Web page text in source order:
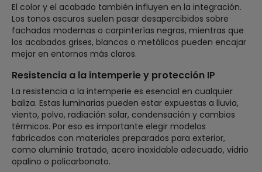
El color y el acabado también influyen en la integración.
Los tonos oscuros suelen pasar desapercibidos sobre
fachadas modernas o carpinterías negras, mientras que
los acabados grises, blancos o metálicos pueden encajar
mejor en entornos más claros.
Resistencia a la intemperie y protección IP
La resistencia a la intemperie es esencial en cualquier
baliza. Estas luminarias pueden estar expuestas a lluvia,
viento, polvo, radiación solar, condensación y cambios
térmicos. Por eso es importante elegir modelos
fabricados con materiales preparados para exterior,
como aluminio tratado, acero inoxidable adecuado, vidrio
opalino o policarbonato.